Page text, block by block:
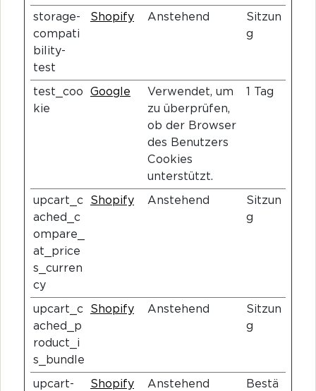
storage-
compati
bility-
test
Shopify Anstehend
Sitzun
g
test_coo
kie
Google
Verwendet, um
zu überprüfen,
ob der Browser
des Benutzers
Cookies
unterstützt.
1 Tag
upcart_c
ached_c
ompare_
at_price
s_curren
cy
Shopify Anstehend
Sitzun
g
upcart_c
ached_p
roduct_i
s_bundle
Shopify Anstehend
Sitzun
g
upcart-
Shopify Anstehend
Bestä